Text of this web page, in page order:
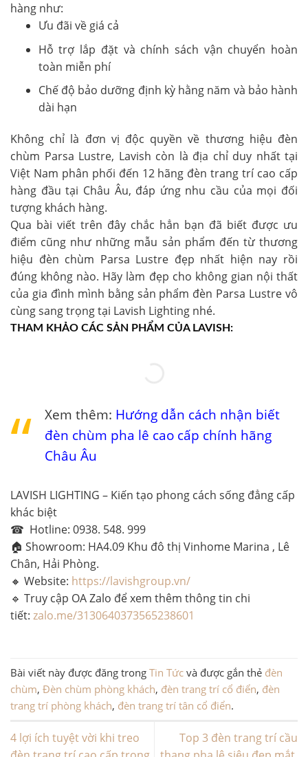
hàng như:
Ưu đãi về giá cả
Hỗ trợ lắp đặt và chính sách vận chuyển hoàn
toàn miễn phí
Chế độ bảo dưỡng định kỳ hằng năm và bảo hành
dài hạn
Không chỉ là đơn vị độc quyền về thương hiệu đèn
chùm Parsa Lustre, Lavish còn là địa chỉ duy nhất tại
Việt Nam phân phối đến 12 hãng đèn trang trí cao cấp
hàng đầu tại Châu Âu, đáp ứng nhu cầu của mọi đối
tượng khách hàng.
Qua bài viết trên đây chắc hẳn bạn đã biết được ưu
điểm cũng như những mẫu sản phẩm đến từ thương
hiệu đèn chùm Parsa Lustre đẹp nhất hiện nay rồi
đúng không nào. Hãy làm đẹp cho không gian nội thất
của gia đình mình bằng sản phẩm đèn Parsa Lustre vô
cùng sang trọng tại Lavish Lighting nhé.
THAM KHẢO CÁC SẢN PHẨM CỦA LAVISH:
Xem thêm: Hướng dẫn cách nhận biết
đèn chùm pha lê cao cấp chính hãng
Châu Âu
LAVISH LIGHTING – Kiến tạo phong cách sống đẳng cấp
khác biệt
☎ Hotline: 0938. 548. 999
🏠 Showroom: HA4.09 Khu đô thị Vinhome Marina , Lê
Chân, Hải Phòng.
🔸 Website: https://lavishgroup.vn/
🔹 Truy cập OA Zalo để xem thêm thông tin chi
tiết: zalo.me/3130640373565238601
Bài viết này được đăng trong Tin Tức và được gắn thẻ đèn
chùm, Đèn chùm phòng khách, đèn trang trí cổ điển, đèn
trang trí phòng khách, đèn trang trí tân cổ điển.
4 lợi ích tuyệt vời khi treo
Top 3 đèn trang trí cầu